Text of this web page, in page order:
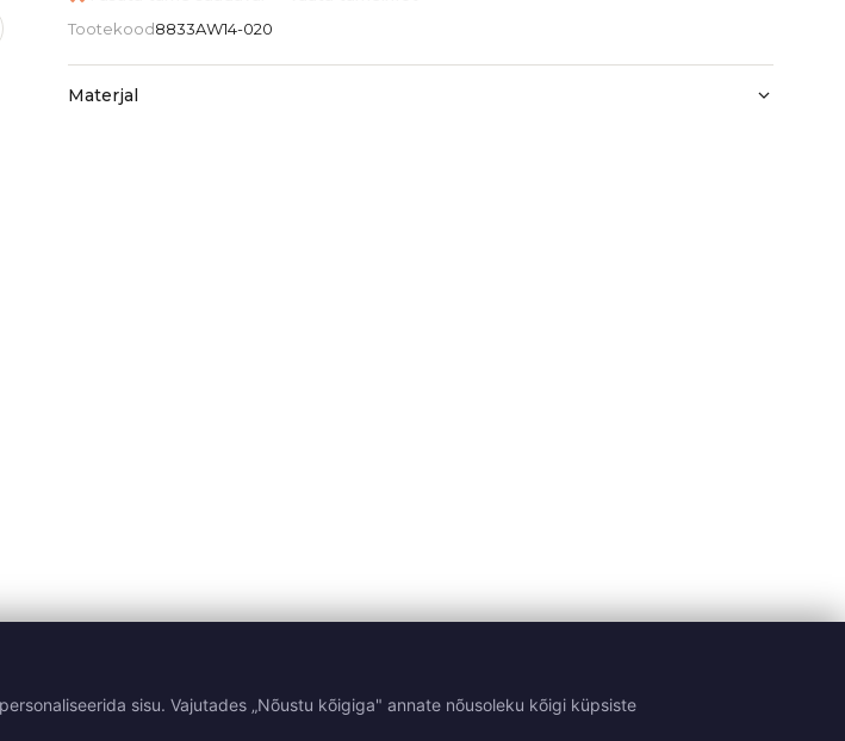
Tootekood8833AW14-020
Materjal
sisu. Vajutades „Nõustu kõigiga" annate nõusoleku kõigi küpsiste